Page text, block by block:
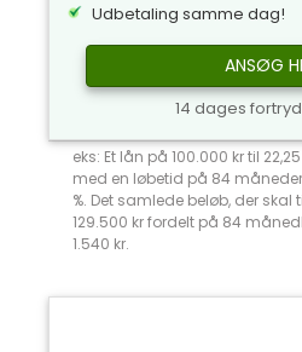
Udbetaling samme dag!
ANSØG
14 dages
eks: Et lån på 100.000 kr til
med en løbetid på 84 måneder
%. Det samlede beløb, der skal
129.500 kr fordelt på 84
1.540 kr.